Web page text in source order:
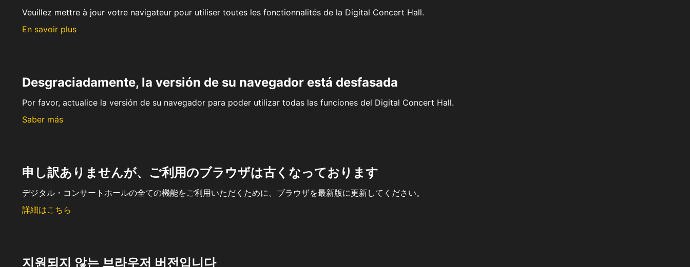
Veuillez mettre à jour votre navigateur pour utiliser toutes les fonctionnalités de la Digital Concert Hall.
En savoir plus
Desgraciadamente, la versión de su navegador está desfasada
Por favor, actualice la versión de su navegador para poder utilizar todas las funciones del Digital Concert Hall.
Saber más
申し訳ありませんが、ご利用のブラウザは古くなっております
デジタル・コンサートホールの全ての機能をご利用いただくために、ブラウザを最新版に更新してください。
詳細はこちら
지원되지 않는 브라우저 버전입니다